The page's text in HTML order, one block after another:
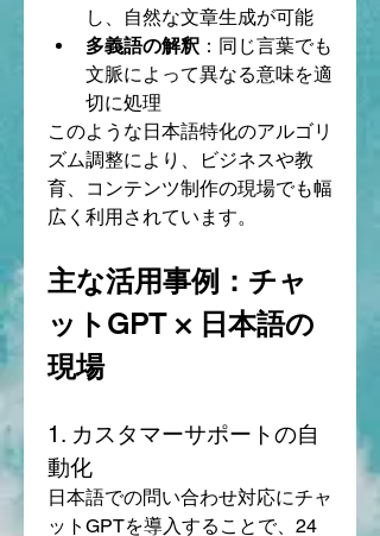
し、自然な文章生成が可能
多義語の解釈 ：同じ言葉でも
文脈によって異なる意味を適
切に処理
このような日本語特化のアルゴリ
ズム調整により、ビジネスや教
育、コンテンツ制作の現場でも幅
広く利用されています。
主な活用事例：チャ
ットGPT × 日本語の
現場
1. カスタマーサポートの自
動化
日本語での問い合わせ対応にチャ
ットGPTを導入することで、24